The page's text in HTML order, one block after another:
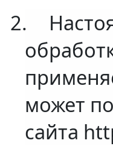
2.
может
сайта